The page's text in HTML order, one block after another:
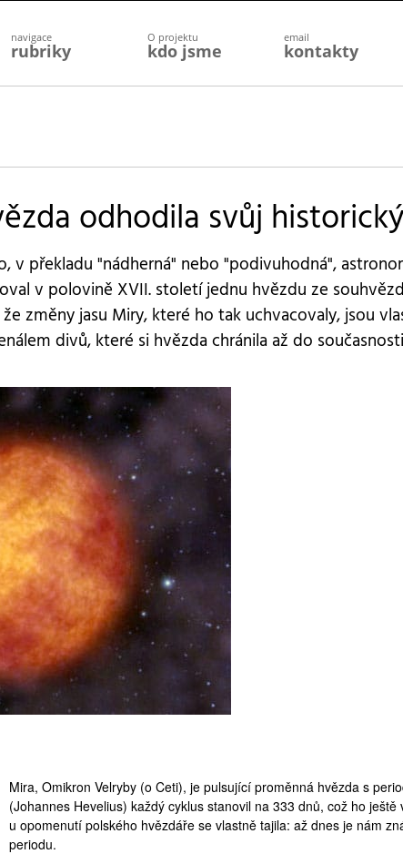
navigace
rubriky
objevy
vynálezy
planeta
přiroda
pokrok
technologie
medicína
O projektu
kdo jsme
email
kontakty
odhodila svůj
v překladu "nádherná" nebo "podivuhodná",
v polovině XVII. století jednu hvězdu ze
změny jasu Miry, které ho tak uchvacovaly, jsou
divů, které si hvězda chránila až do
Mira, Omikron Velryby (ο Ceti), je pulsující proměnná hvězda s
(Johannes Hevelius) každý cyklus stanovil na 333 dnů, což ho
u opomenutí polského hvězdáře se vlastně tajila: až dnes je nám
periodu.